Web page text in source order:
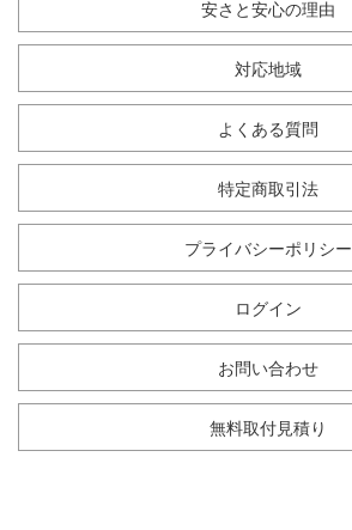
安さと安心の理由
対応地域
よくある質問
特定商取引法
プライバシーポリシー
ログイン
お問い合わせ
無料取付見積り